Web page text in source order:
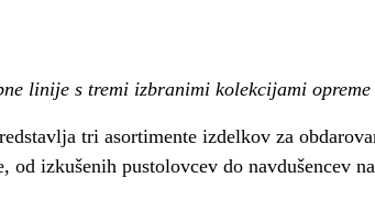
linije s tremi izbranimi kolekcijami
tri asortimente izdelkov za
izkušenih pustolovcev do navdušencev